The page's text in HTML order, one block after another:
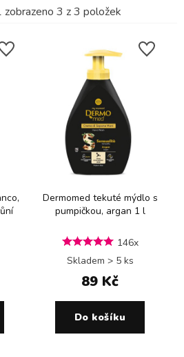
zobrazeno 3 z3 položek
Dermomed tekuté mýdlo s
pumpičkou, argan 1 l
146x
Skladem > 5 ks
89 Kč
Do košíku